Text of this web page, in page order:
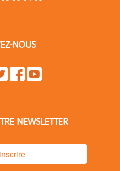
NOUS
NEWSLETTER